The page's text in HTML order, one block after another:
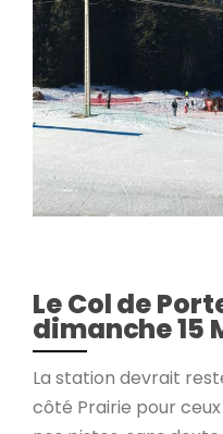
Le Col de
dimanche 15
La station devrait
côté Prairie pour